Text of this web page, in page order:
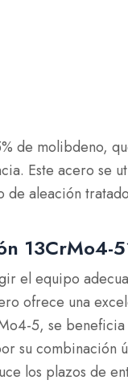
de molibdeno,
Este acero se
aleación
13CrMo4-
el equipo
ofrece una
5, se
su
los plazos de